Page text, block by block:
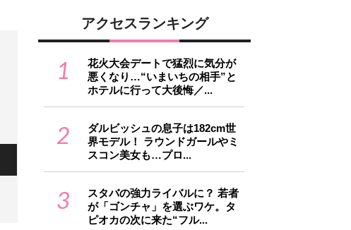
アクセスランキング
1
花火大会デートで猛烈に気分が
悪くなり…“いまいちの相手”と
ホテルに行って大後悔／...
2
ダルビッシュの息子は182cm世
界モデル！ ラウンドガールやミ
スコン美女も…プロ...
3
スタバの強力ライバルに？ 若者
が「ゴンチャ」を選ぶワケ。タ
ピオカの次に来た“フル...